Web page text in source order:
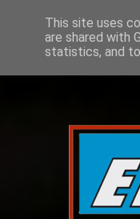
This site uses
are shared with
statistics, and